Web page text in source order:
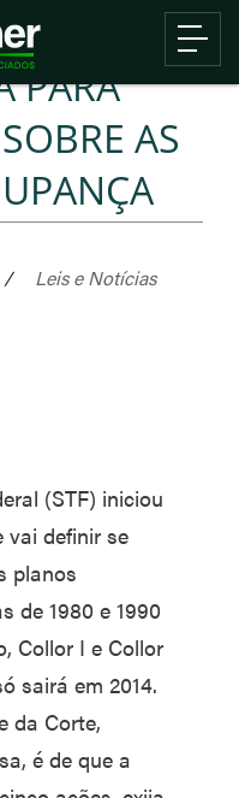
PARA
AS
/
Leis e Notícias
(STF) iniciou
vai definir se
planos
de 1980 e 1990
Collor I e Collor
sairá em 2014.
da Corte,
é de que a